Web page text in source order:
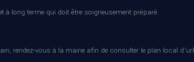
à long terme qui doit être soigneusement préparé.
rendez-vous à la mairie afin de consulter le plan local